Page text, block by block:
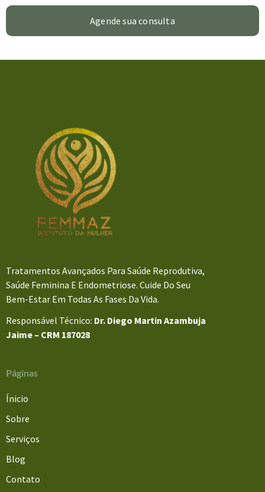
Agende sua consulta
Tratamentos Avançados Para Saúde Reprodutiva,
Saúde Feminina E Endometriose. Cuide Do Seu
Bem-Estar Em Todas As Fases Da Vida.
Responsável Técnico: Dr. Diego Martin Azambuja
Jaime – CRM 187028
Páginas
Ínicio
Sobre
Serviços
Blog
Contato